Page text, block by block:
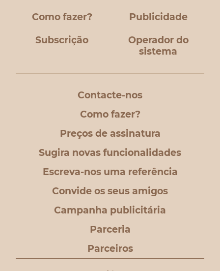
Como fazer? Publicidade
Subscrição
Operador do
sistema
Contacte-nos
Como fazer?
Preços de assinatura
Sugira novas funcionalidades
Escreva-nos uma referência
Convide os seus amigos
Campanha publicitária
Parceria
Parceiros